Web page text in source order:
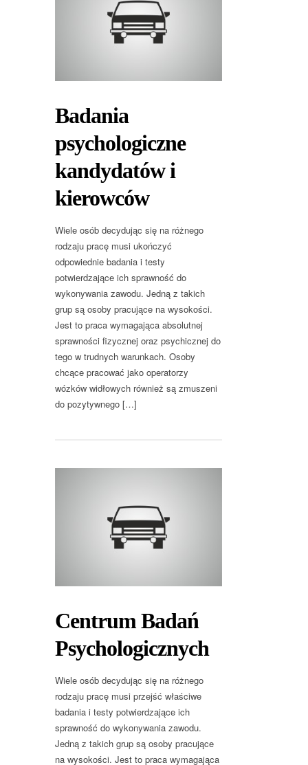
Badania
psychologiczne
kandydatów i
kierowców
Wiele osób decydując się na różnego
rodzaju pracę musi ukończyć
odpowiednie badania i testy
potwierdzające ich sprawność do
wykonywania zawodu. Jedną z takich
grup są osoby pracujące na wysokości.
Jest to praca wymagająca absolutnej
sprawności fizycznej oraz psychicznej do
tego w trudnych warunkach. Osoby
chcące pracować jako operatorzy
wózków widłowych również są zmuszeni
do pozytywnego […]
Centrum Badań
Psychologicznych
Wiele osób decydując się na różnego
rodzaju pracę musi przejść właściwe
badania i testy potwierdzające ich
sprawność do wykonywania zawodu.
Jedną z takich grup są osoby pracujące
na wysokości. Jest to praca wymagająca